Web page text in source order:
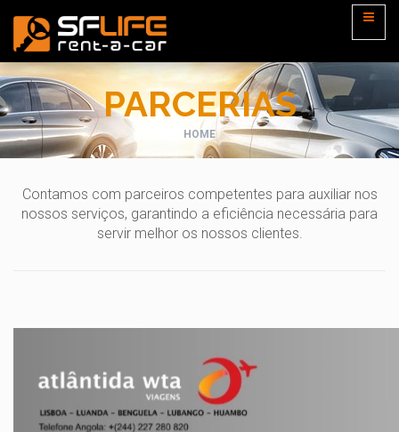
PARCERIAS
HOME
Contamos com parceiros competentes para auxiliar nos
nossos serviços, garantindo a eficiência necessária para
servir melhor os nossos clientes.